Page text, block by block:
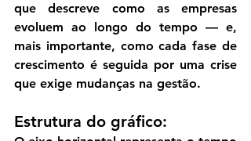
que descreve como as empresas
evoluem ao longo do tempo — e,
mais importante, como cada fase de
crescimento é seguida por uma crise
que exige mudanças na gestão.
Estrutura do gráfico: